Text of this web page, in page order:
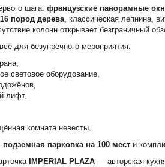
шага: французские панорамные
16 пород дерева, классическая лепнина,
колонн открывает безграничный
для безупречного мероприятия:
световое оборудование,
лифт,
комната невесты.
подземная парковка на 100 мест и
IMPERIAL PLAZA — авторская